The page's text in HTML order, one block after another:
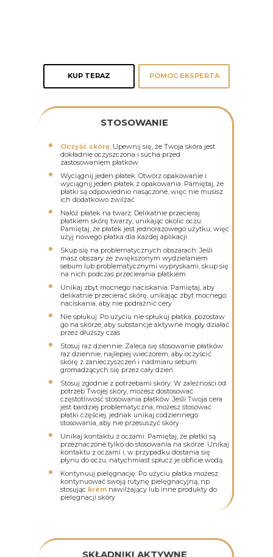
POMOC EKSPERTA
KUP TERAZ
SKŁADNIKI AKTYWNE
STOSOWANIE
Oczyść skórę: Upewnij się, że Twoja skóra jest
dokładnie oczyszczona i sucha przed
zastosowaniem płatków
Wyciągnij jeden płatek: Otwórz opakowanie i
wyciągnij jeden płatek z opakowania. Pamiętaj, że
płatki są odpowiednio nasączone, więc nie musisz
ich dodatkowo zwilżać
Nałóż płatek na twarz: Delikatnie przecieraj
płatkiem skórę twarzy, unikając okolic oczu.
Pamiętaj, że płatek jest jednorazowego użytku, więc
użyj nowego płatka dla każdej aplikacji
Skup się na problematycznych obszarach: Jeśli
masz obszary ze zwiększonym wydzielaniem
sebum lub problematycznymi wypryskami, skup się
na nich podczas przecierania płatkiem
Unikaj zbyt mocnego naciskania: Pamiętaj, aby
delikatnie przecierać skórę, unikając zbyt mocnego
naciskania, aby nie podrażnić cery
Nie spłukuj: Po użyciu nie spłukuj płatka, pozostaw
go na skórze, aby substancje aktywne mogły działać
przez dłuższy czas
Stosuj raz dziennie: Zaleca się stosowanie płatków
raz dziennie, najlepiej wieczorem, aby oczyścić
skórę z zanieczyszczeń i nadmiaru sebum
gromadzących się przez cały dzień
Stosuj zgodnie z potrzebami skóry: W zależności od
potrzeb Twojej skóry, możesz dostosować
częstotliwość stosowania płatków. Jeśli Twoja cera
jest bardziej problematyczna, możesz stosować
płatki częściej, jednak unikaj codziennego
stosowania, aby nie przesuszyć skóry
Unikaj kontaktu z oczami: Pamiętaj, że płatki są
przeznaczone tylko do stosowania na skórze. Unikaj
kontaktu z oczami i, w przypadku dostania się
płynu do oczu, natychmiast spłucz je obficie wodą
Kontynuuj pielęgnację: Po użyciu płatka możesz
kontynuować swoją rutynę pielęgnacyjną, np.
stosując krem nawilżający lub inne produkty do
pielęgnacji skóry